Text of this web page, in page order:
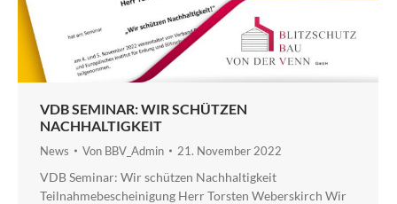
VDB SEMINAR: WIR SCHÜTZEN
NACHHALTIGKEIT
News Von BBV_Admin 21. November 2022
VDB Seminar: Wir schützen Nachhaltigkeit
Teilnahmebescheinigung Herr Torsten Weberskirch Wir